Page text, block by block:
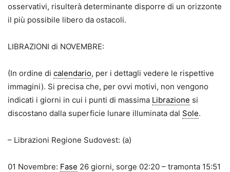
osservativi, risulterà determinante disporre di un orizzonte
il più possibile libero da ostacoli.
LIBRAZIONI di NOVEMBRE:
(In ordine di calendario, per i dettagli vedere le rispettive
immagini). Si precisa che, per ovvi motivi, non vengono
indicati i giorni in cui i punti di massima Librazione si
discostano dalla superficie lunare illuminata dal Sole.
– Librazioni Regione Sudovest: (a)
01 Novembre: Fase 26 giorni, sorge 02:20 – tramonta 15:51